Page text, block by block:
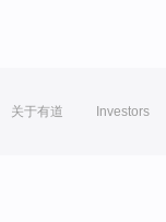
关于有道 Investors